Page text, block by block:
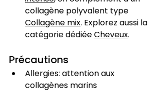
collagène polyvalent type
Collagène mix. Explorez aussi la
catégorie dédiée Cheveux.
Précautions
Allergies: attention aux
collagènes marins